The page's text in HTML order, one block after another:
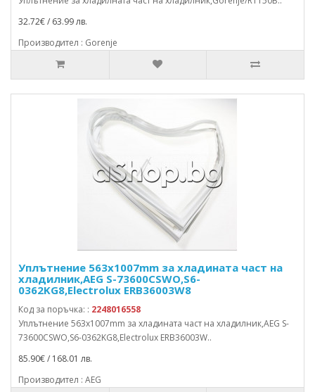
32.72€ / 63.99 лв.
Производител : Gorenje
Уплътнение 563x1007mm за хладината част на
хладилник,AEG S-73600CSWO,S6-
0362KG8,Electrolux ERB36003W8
Код за поръчка: : 2248016558
Уплътнение 563x1007mm за хладината част на хладилник,AEG S-
73600CSWO,S6-0362KG8,Electrolux ERB36003W..
85.90€ / 168.01 лв.
Производител : AEG